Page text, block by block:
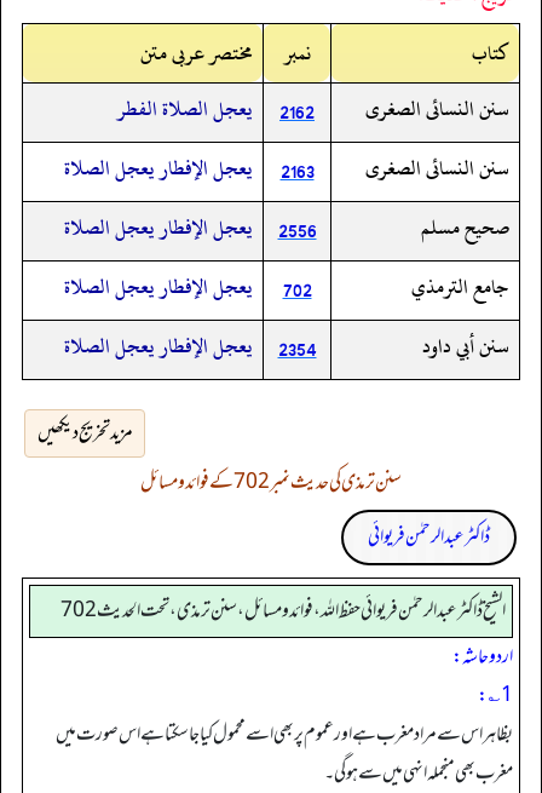
کتاب
نمبر
مختصر عربی متن
سنن النسائى الصغرى
2162
يعجل الصلاة الفطر
سنن النسائى الصغرى
2163
يعجل الإفطار يعجل الصلاة
صحيح مسلم
2556
يعجل الإفطار يعجل الصلاة
جامع الترمذي
702
يعجل الإفطار يعجل الصلاة
سنن أبي داود
2354 يعجل الإفطار يعجل الصلاة
مزید تخریج دیکھیں
سنن ترمذی کی حدیث نمبر 702 کے فوائد و مسائل
ڈاکٹر عبدالرحمٰن فریوائی
الشیخ ڈاکٹر عبد الرحمٰن فریوائی حفظ اللہ، فوائد و مسائل، سنن ترمذی، تحت الحديث 702
اردو حاشہ:
1؎:
بظاہر اس سے مراد مغرب ہے اور عموم پر بھی اسے محمول کیا جا سکتا ہے اس صورت میں
مغرب بھی منجملہ انہی میں سے ہو گی۔